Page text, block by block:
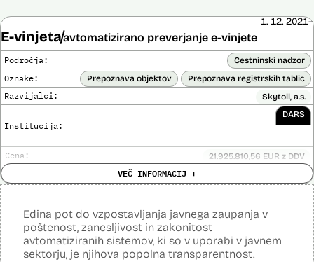
E-vinjetaavtomatizirano preverjanje e-vinjete
1. 12. 2021–
Področja: Cestninski nadzor
Oznake: Prepoznava objektov Prepoznava registrskih tablic
Razvijalci: Skytoll, a.s.
Institucija:
DARS
Cena: 21.925.810,56 EUR z DDV
Analiza učinka na človekove pravice
opravljena:
Posodobljeno: 3. december 2024
E-vinjeta je sistem plačevanja cestnine za vožnjo po slovenskih
avtocestah z uporabo e-naslova in registrske številke vozila in
nadzora. Za izvajanje cestninskega nadzora upravljavec cest preko
VEČ INFORMACIJ +
Edina pot do vzpostavljanja javnega zaupanja v
poštenost, zanesljivost in zakonitost
avtomatiziranih sistemov, ki so v uporabi v javnem
sektorju, je njihova popolna transparentnost.